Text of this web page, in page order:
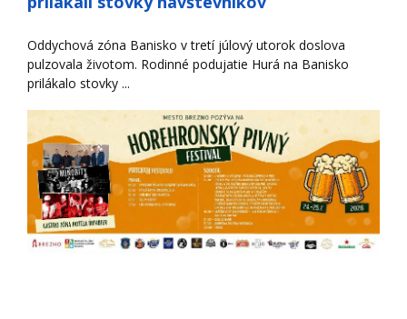
Oddychová zóna Banisko v tretí júlový utorok doslova
pulzovala životom. Rodinné podujatie Hurá na Banisko
prilákalo stovky ...